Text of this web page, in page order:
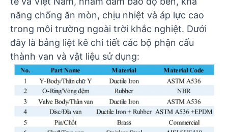
năng chống ăn mòn, chịu nhiệt và áp lực cao
trong môi trường ngoài trời khắc nghiệt. Dưới
đây là bảng liệt kê chi tiết các bộ phận cấu
thành van và vật liệu sử dụng: